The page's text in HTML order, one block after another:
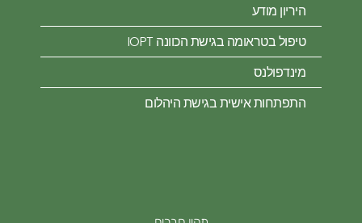
היריון מודע
טיפול בטראומה בגישת הכוונה IOPT
מינדפולנס
התפתחות אישית בגישת היהלום